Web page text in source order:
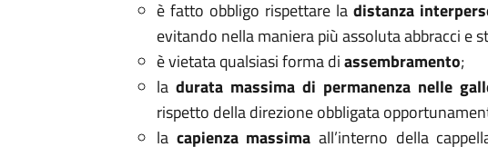
è fatto obbligo rispettare la distanza
evitando nella maniera più assoluta abbracci e
è vietata qualsiasi forma diassembramento;
la durata massima di permanenza nelle
rispetto della direzione obbligata
la capienza massima all’interno della